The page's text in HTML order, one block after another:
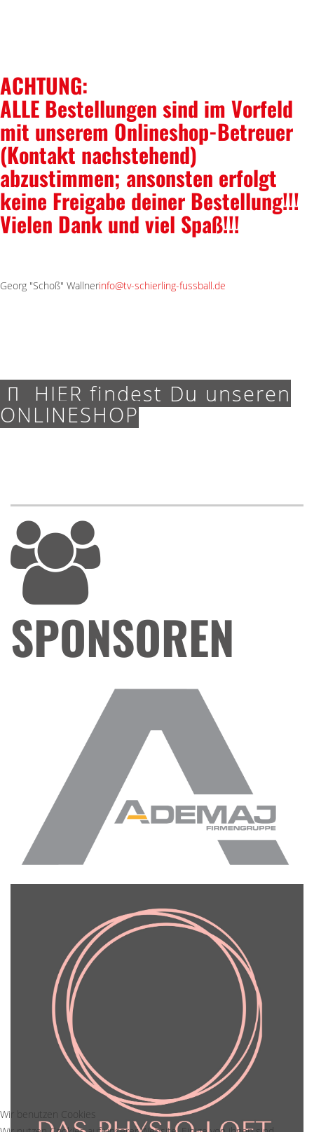
ACHTUNG:
ALLE Bestellungen sind im Vorfeld
mit unserem Onlineshop-Betreuer
(Kontakt nachstehend)
abzustimmen; ansonsten erfolgt
keine Freigabe deiner Bestellung!!!
Vielen Dank und viel Spaß!!!
Georg "Schoß" Wallnerinfo@tv-schierling-fussball.de
HIER findest Du unseren
ONLINESHOP
SPONSOREN
Wir benutzen Cookies